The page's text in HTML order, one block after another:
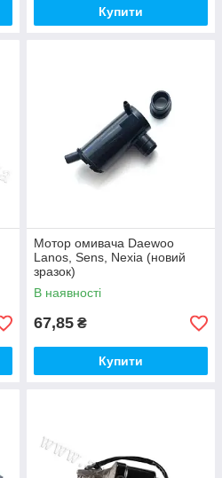
Купити
Мотор омивача Daewoo
Lanos, Sens, Nexia (новий
зразок)
В наявності
67,85 ₴
Купити